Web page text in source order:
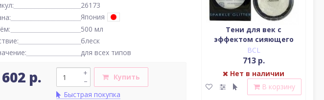
26173
Япония
500 мл
блеск
для всех типов
р. –
+
Купить
Быстрая покупка
насыщенный черный)
Нет в наличии
Тени для век c
эффектом сияющего
блеска (серебро)
BCL
713 р.
Нет в наличии
В корзину